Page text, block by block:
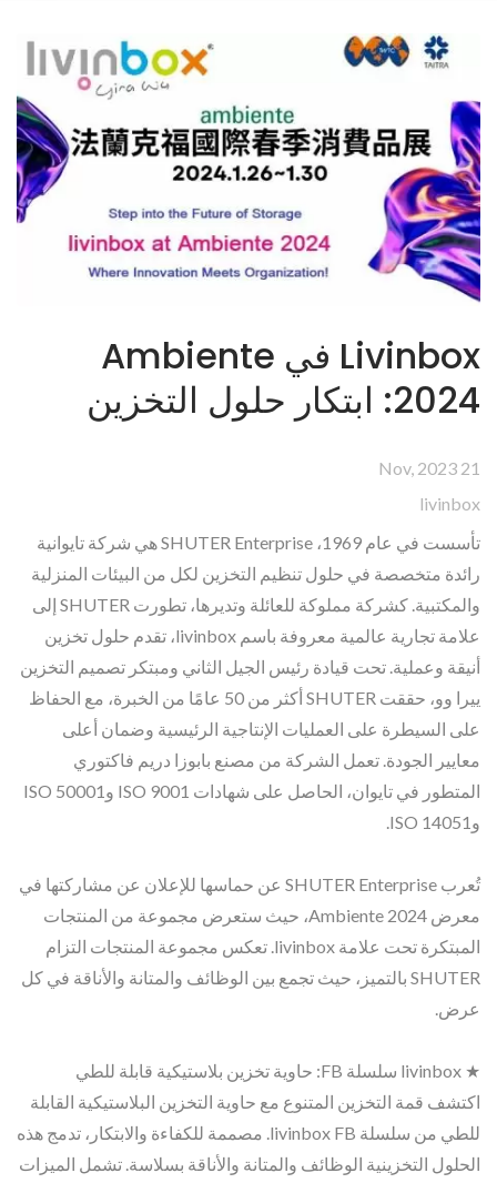
Livinbox في Ambiente
2024: ابتكار حلول التخزين
21 Nov, 2023
livinbox
تأسست في عام 1969، SHUTER Enterprise هي شركة تايوانية
رائدة متخصصة في حلول تنظيم التخزين لكل من البيئات المنزلية
والمكتبية. كشركة مملوكة للعائلة وتديرها، تطورت SHUTER إلى
علامة تجارية عالمية معروفة باسم livinbox، تقدم حلول تخزين
أنيقة وعملية. تحت قيادة رئيس الجيل الثاني ومبتكر تصميم التخزين
ييرا وو، حققت SHUTER أكثر من 50 عامًا من الخبرة، مع الحفاظ
على السيطرة على العمليات الإنتاجية الرئيسية وضمان أعلى
معايير الجودة. تعمل الشركة من مصنع بابوزا دريم فاكتوري
المتطور في تايوان، الحاصل على شهادات ISO 9001 وISO 50001
وISO 14051.
تُعرب SHUTER Enterprise عن حماسها للإعلان عن مشاركتها في
معرض Ambiente 2024، حيث ستعرض مجموعة من المنتجات
المبتكرة تحت علامة livinbox. تعكس مجموعة المنتجات التزام
SHUTER بالتميز، حيث تجمع بين الوظائف والمتانة والأناقة في كل
عرض.
★ livinbox سلسلة FB: حاوية تخزين بلاستيكية قابلة للطي
اكتشف قمة التخزين المتنوع مع حاوية التخزين البلاستيكية القابلة
للطي من سلسلة livinbox FB. مصممة للكفاءة والابتكار، تدمج هذه
الحلول التخزينية الوظائف والمتانة والأناقة بسلاسة. تشمل الميزات